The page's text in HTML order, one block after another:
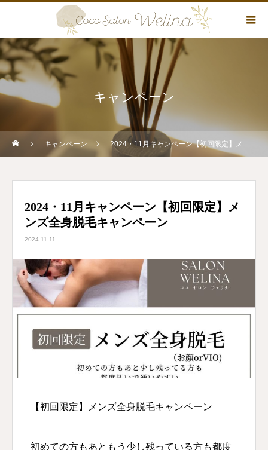
キャンペーン
キャンペーン 2024・11月キャンペーン【初回限定】メンズ全身脱毛キャンペーン
2024・11月キャンペーン【初回限定】メ
ンズ全身脱毛キャンペーン
2024.11.11
【初回限定】メンズ全身脱毛キャンペーン
初めての方もあともう少し残っている方も都度